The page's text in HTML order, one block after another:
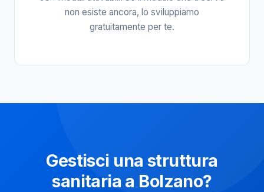
non esiste ancora, lo sviluppiamo
gratuitamente per te.
Gestisci una struttura
sanitaria a Bolzano?